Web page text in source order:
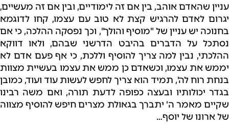
עניין שהאדם אוהב, בין אם זה לימודיים, ובין אם זה מעשיים,
יגרום לאדם להרגיש קצת לא טוב עם עצמו, קחו לדוגמא
בחנוכה יש עניין של "מוסיף והולך", וכך נפסקה ההלכה, כי אם
נסתכל על הדברים בהיבט הדרשני שבהם, ולאו דווקא
ההלכתי, נבין למה צריך להוסיף וללכת, כי אף פעם אדם לא
יממש את עצמו, וכשאדם כן ממש את עצמו בעשיית מצוות
בנחת רוח לה', תמיד הוא צריך לחפש לעשות עוד ועוד, כמובן
בגדר יכולותיו ובעצה כפופה לדעת תורה, ואם משה רבינו
שקיים מאמר ה' יתברך בגאולת מצרים חיפש להוסיף מצווה
של ארונו של יוסף…